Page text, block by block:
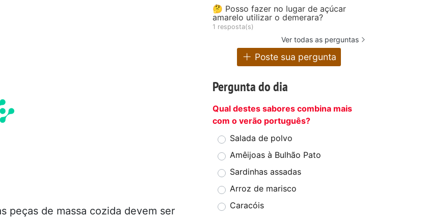
peças de massa cozida devem ser
🤔 Posso fazer no lugar de açúcar
amarelo utilizar o demerara?
1 resposta(s)
Ver todas as perguntas
Poste sua pergunta
Pergunta do dia
Qual destes sabores combina mais
com o verão português?
Salada de polvo
Amêijoas à Bulhão Pato
Sardinhas assadas
Arroz de marisco
Caracóis